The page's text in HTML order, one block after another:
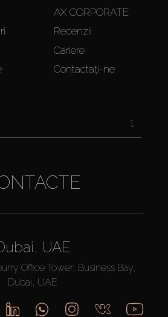
AX CORPORATE
Recenzii
Cariere
Contactați-ne
1
UAE
Office Tower, Business Bay,
Dubai, UAE